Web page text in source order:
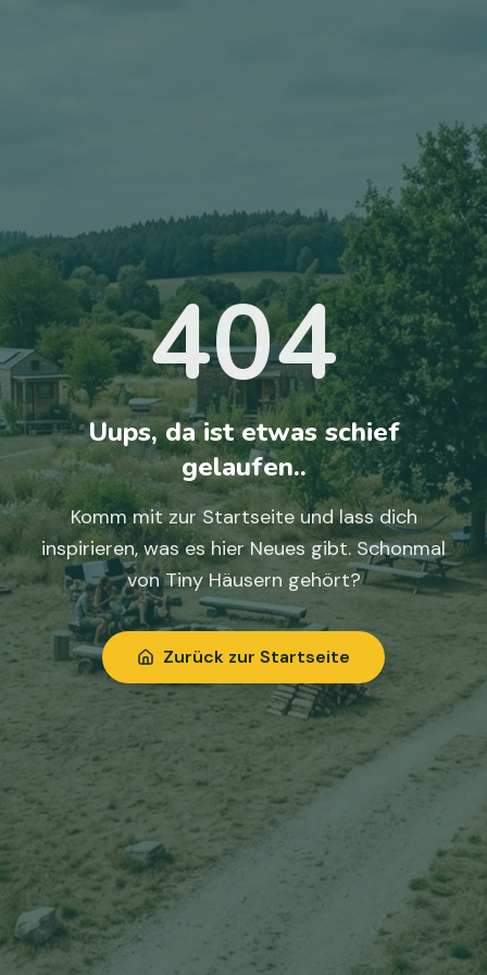
404
Uups, da ist etwas schief
gelaufen..
Komm mit zur Startseite und lass dich
inspirieren, was es hier Neues gibt. Schonmal
von Tiny Häusern gehört?
Zurück zur Startseite